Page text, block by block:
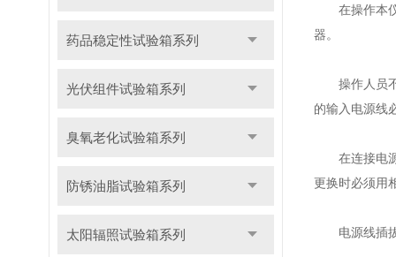
药品稳定性试验箱系列
光伏组件试验箱系列
臭氧老化试验箱系列
防锈油脂试验箱系列
太阳辐照试验箱系列
在操作本仪
器。
操作人员不
的输入电源线
在连接电源
更换时必须用
电源线插拔